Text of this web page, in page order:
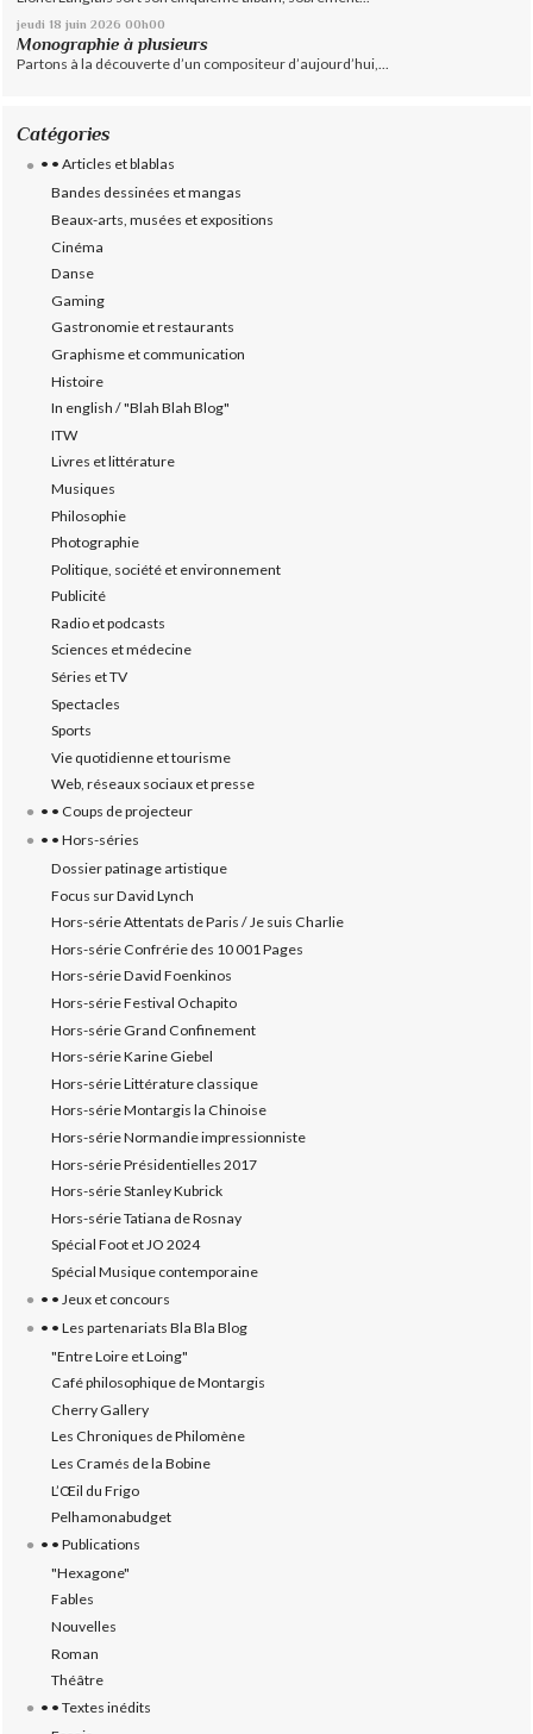
jeudi 18 juin 2026 00h00
Monographie à plusieurs
Partons à la découverte d’un compositeur d’aujourd’hui,...
Catégories
• • Articles et blablas
Bandes dessinées et mangas
Beaux-arts, musées et expositions
Cinéma
Danse
Gaming
Gastronomie et restaurants
Graphisme et communication
Histoire
In english / "Blah Blah Blog"
ITW
Livres et littérature
Musiques
Philosophie
Photographie
Politique, société et environnement
Publicité
Radio et podcasts
Sciences et médecine
Séries et TV
Spectacles
Sports
Vie quotidienne et tourisme
Web, réseaux sociaux et presse
• • Coups de projecteur
• • Hors-séries
Dossier patinage artistique
Focus sur David Lynch
Hors-série Attentats de Paris / Je suis Charlie
Hors-série Confrérie des 10 001 Pages
Hors-série David Foenkinos
Hors-série Festival Ochapito
Hors-série Grand Confinement
Hors-série Karine Giebel
Hors-série Littérature classique
Hors-série Montargis la Chinoise
Hors-série Normandie impressionniste
Hors-série Présidentielles 2017
Hors-série Stanley Kubrick
Hors-série Tatiana de Rosnay
Spécial Foot et JO 2024
Spécial Musique contemporaine
• • Jeux et concours
• • Les partenariats Bla Bla Blog
"Entre Loire et Loing"
Café philosophique de Montargis
Cherry Gallery
Les Chroniques de Philomène
Les Cramés de la Bobine
L’‎Œil du Frigo
Pelhamonabudget
• • Publications
"Hexagone"
Fables
Nouvelles
Roman
Théâtre
• • Textes inédits